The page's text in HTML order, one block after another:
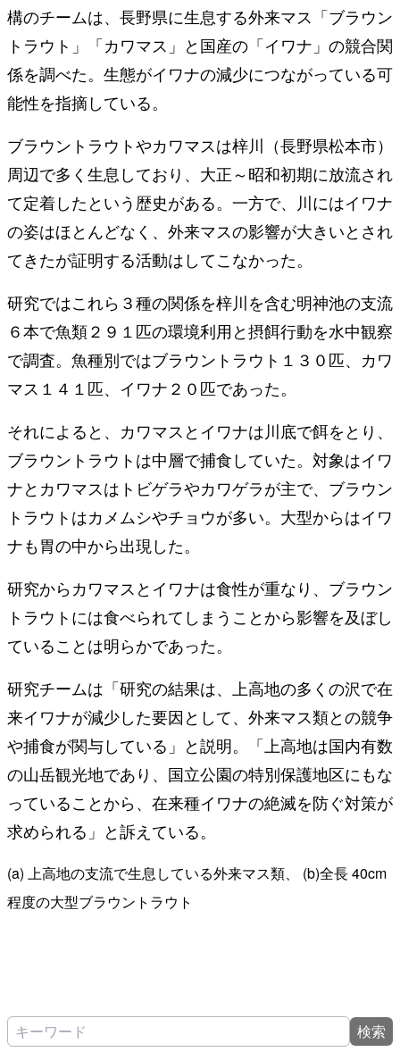
構のチームは、長野県に生息する外来マス「ブラウン
トラウト」「カワマス」と国産の「イワナ」の競合関
係を調べた。生態がイワナの減少につながっている可
能性を指摘している。
ブラウントラウトやカワマスは梓川（長野県松本市）
周辺で多く生息しており、大正～昭和初期に放流され
て定着したという歴史がある。一方で、川にはイワナ
の姿はほとんどなく、外来マスの影響が大きいとされ
てきたが証明する活動はしてこなかった。
研究ではこれら３種の関係を梓川を含む明神池の支流
６本で魚類２９１匹の環境利用と摂餌行動を水中観察
で調査。魚種別ではブラウントラウト１３０匹、カワ
マス１４１匹、イワナ２０匹であった。
それによると、カワマスとイワナは川底で餌をとり、
ブラウントラウトは中層で捕食していた。対象はイワ
ナとカワマスはトビゲラやカワゲラが主で、ブラウン
トラウトはカメムシやチョウが多い。大型からはイワ
ナも胃の中から出現した。
研究からカワマスとイワナは食性が重なり、ブラウン
トラウトには食べられてしまうことから影響を及ぼし
ていることは明らかであった。
研究チームは「研究の結果は、上⾼地の多くの沢で在
来イワナが減少した要因として、外来マス類との競争
や捕⾷が関与している」と説明。「上⾼地は国内有数
の⼭岳観光地であり、国⽴公園の特別保護地区にもな
っていることから、在来種イワナの絶滅を防ぐ対策が
求められる」と訴えている。
(a) 上⾼地の⽀流で⽣息している外来マス類、 (b)全⻑ 40cm
程度の⼤型ブラウントラウト
検索